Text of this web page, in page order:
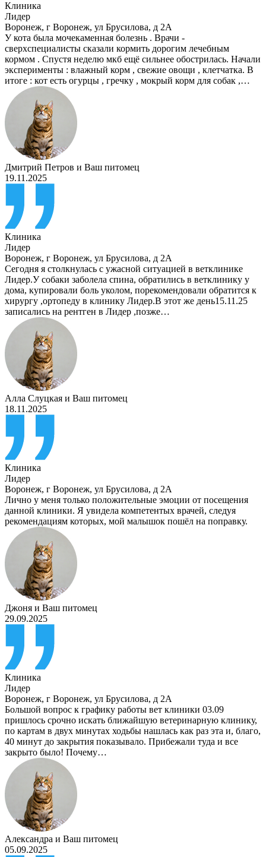
Клиника
Лидер
Воронеж, г Воронеж, ул Брусилова, д 2А
У кота была мочекаменная болезнь . Врачи -
сверхспециалисты сказали кормить дорогим лечебным
кормом . Спустя неделю мкб ещё сильнее обострилась. Начали
эксперименты : влажный корм , свежие овощи , клетчатка. В
итоге : кот есть огурцы , гречку , мокрый корм для собак ,…
Дмитрий Петров и Ваш питомец
19.11.2025
Клиника
Лидер
Воронеж, г Воронеж, ул Брусилова, д 2А
Сегодня я столкнулась с ужасной ситуацией в ветклинике
Лидер.У собаки заболела спина, обратились в ветклинику у
дома, купировали боль уколом, порекомендовали обратится к
хирургу ,ортопеду в клинику Лидер.В этот же день15.11.25
записались на рентген в Лидер ,позже…
Алла Слуцкая и Ваш питомец
18.11.2025
Клиника
Лидер
Воронеж, г Воронеж, ул Брусилова, д 2А
Лично у меня только положительные эмоции от посещения
данной клиники. Я увидела компетентых врачей, следуя
рекомендациям которых, мой малышок пошёл на поправку.
Джоня и Ваш питомец
29.09.2025
Клиника
Лидер
Воронеж, г Воронеж, ул Брусилова, д 2А
Большой вопрос к графику работы вет клиники 03.09
пришлось срочно искать ближайшую ветеринарную клинику,
по картам в двух минутах ходьбы нашлась как раз эта и, благо,
40 минут до закрытия показывало. Прибежали туда и все
закрыто было! Почему…
Александра и Ваш питомец
05.09.2025